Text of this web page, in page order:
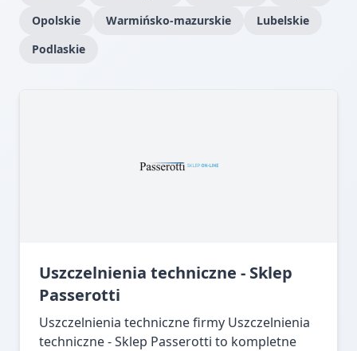
Opolskie
Warmińsko-mazurskie
Lubelskie
Podlaskie
Uszczelnienia techniczne - Sklep
Passerotti
Uszczelnienia techniczne firmy Uszczelnienia
techniczne - Sklep Passerotti to kompletne